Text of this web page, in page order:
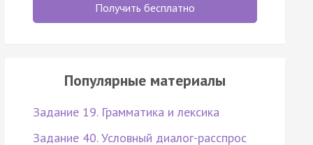
Получить бесплатно
Популярные материалы
Задание 19. Грамматика и лексика
Задание 40. Условный диалог-расспрос